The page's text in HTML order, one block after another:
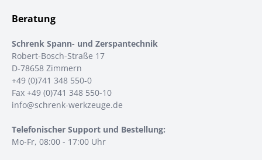
Beratung
Schrenk Spann- und Zerspantechnik
Robert-Bosch-Straße 17
D-78658 Zimmern
+49 (0)741 348 550-0
Fax +49 (0)741 348 550-10
info@schrenk-werkzeuge.de
Telefonischer Support und Bestellung:
Mo-Fr, 08:00 - 17:00 Uhr